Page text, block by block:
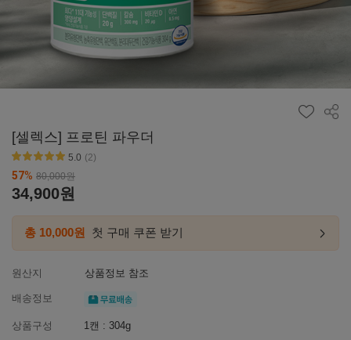
공유
[셀렉스] 프로틴 파우더
5.0 (2)
57% 80,000원
34,900원
총 10,000원 첫 구매 쿠폰 받기
첫구매
링크
원산지
상품정보 참조
배송정보 무료배송
상품구성 1캔 : 304g